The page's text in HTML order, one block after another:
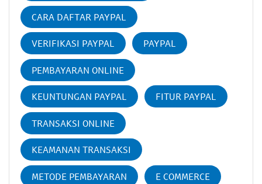
CARA DAFTAR PAYPAL
VERIFIKASI PAYPAL PAYPAL
PEMBAYARAN ONLINE
KEUNTUNGAN PAYPAL FITUR PAYPAL
TRANSAKSI ONLINE
KEAMANAN TRANSAKSI
METODE PEMBAYARAN E COMMERCE